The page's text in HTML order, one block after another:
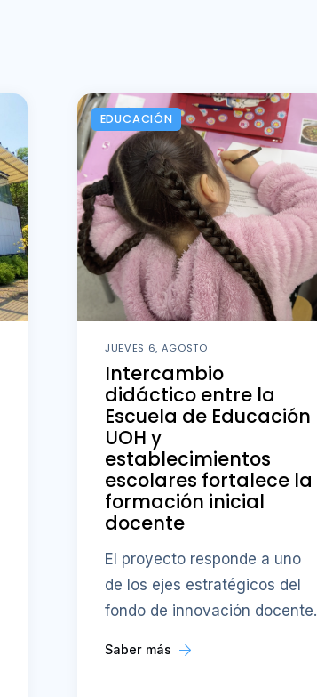
EDUCACIÓN
JUEVES 6, AGOSTO
Intercambio
didáctico entre la
Escuela de Educación
UOH y
establecimientos
escolares fortalece la
formación inicial
docente
El proyecto responde a uno
de los ejes estratégicos del
fondo de innovación docente.
Saber más